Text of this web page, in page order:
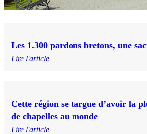
Les 1.300 pardons bretons, une
Lire l'article
Cette région se targue d’avoir la
de chapelles au monde
Lire l'article